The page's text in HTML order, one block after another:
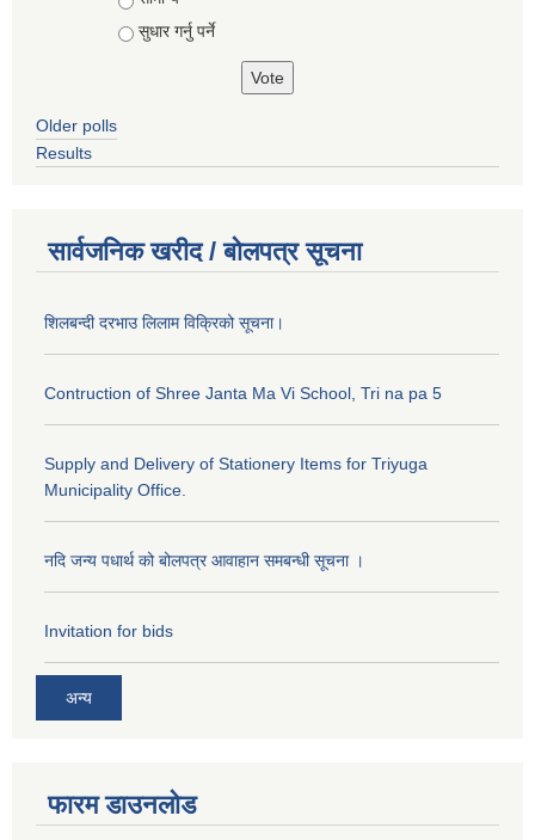
सुधार गर्नु पर्ने
Older polls
Results
सार्वजनिक खरीद / बोलपत्र सूचना
शिलबन्दी दरभाउ लिलाम विक्रिको सूचना।
Contruction of Shree Janta Ma Vi School, Tri na pa 5
Supply and Delivery of Stationery Items for Triyuga
Municipality Office.
नदि जन्य पधार्थ को बोलपत्र आवाहान समबन्धी सूचना ।
Invitation for bids
अन्य
फारम डाउनलोड